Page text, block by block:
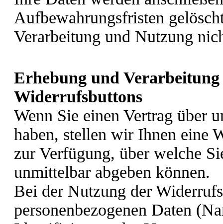
Aufbewahrungsfristen
Verarbeitung und Nutzung
Erhebung und Verarbeitung
Widerrufsbuttons
Wenn Sie einen Vertrag über
haben, stellen wir Ihnen eine
zur Verfügung, über welche
unmittelbar abgeben können.
Bei der Nutzung der
personenbezogenen Daten